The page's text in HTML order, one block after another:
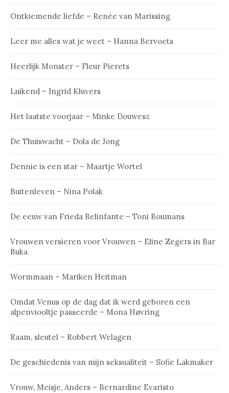
Ontkiemende liefde – Renée van Marissing
Leer me alles wat je weet – Hanna Bervoets
Heerlijk Monster – Fleur Pierets
Luikend – Ingrid Kluvers
Het laatste voorjaar – Minke Douwesz
De Thuiswacht – Dola de Jong
Dennie is een star – Maartje Wortel
Buitenleven – Nina Polak
De eeuw van Frieda Belinfante – Toni Boumans
Vrouwen versieren voor Vrouwen – Eline Zegers in Bar
Buka
Wormmaan – Mariken Heitman
Omdat Venus op de dag dat ik werd geboren een
alpenviooltje passeerde – Mona Høvring
Raam, sleutel – Robbert Welagen
De geschiedenis van mijn seksualiteit – Sofie Lakmaker
Vrouw, Meisje, Anders – Bernardine Evaristo